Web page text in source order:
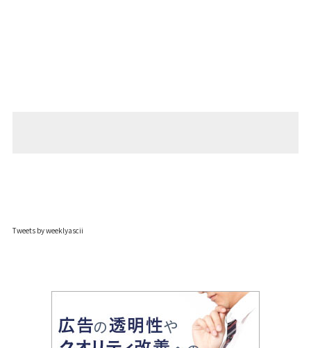
Tweets by weeklyascii